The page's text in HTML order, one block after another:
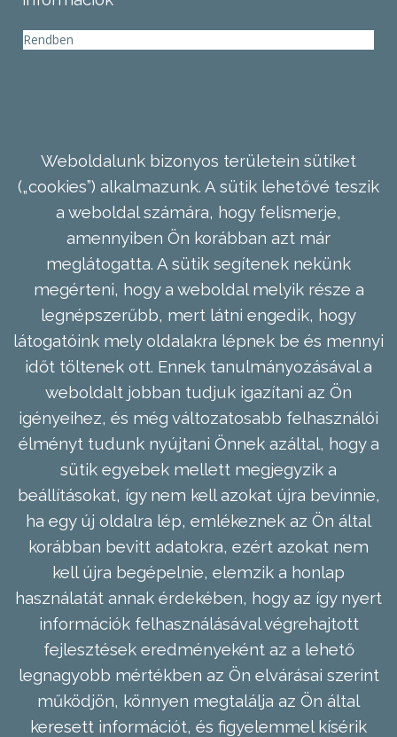
Rendben
Weboldalunk bizonyos területein sütiket
(„cookies”) alkalmazunk. A sütik lehetővé teszik
a weboldal számára, hogy felismerje,
amennyiben Ön korábban azt már
meglátogatta. A sütik segítenek nekünk
megérteni, hogy a weboldal melyik része a
legnépszerűbb, mert látni engedik, hogy
látogatóink mely oldalakra lépnek be és mennyi
időt töltenek ott. Ennek tanulmányozásával a
weboldalt jobban tudjuk igazítani az Ön
igényeihez, és még változatosabb felhasználói
élményt tudunk nyújtani Önnek azáltal, hogy a
sütik egyebek mellett megjegyzik a
beállításokat, így nem kell azokat újra bevinnie,
ha egy új oldalra lép, emlékeznek az Ön által
korábban bevitt adatokra, ezért azokat nem
kell újra begépelnie, elemzik a honlap
használatát annak érdekében, hogy az így nyert
információk felhasználásával végrehajtott
fejlesztések eredményeként az a lehető
legnagyobb mértékben az Ön elvárásai szerint
működjön, könnyen megtalálja az Ön által
keresett információt, és figyelemmel kísérik